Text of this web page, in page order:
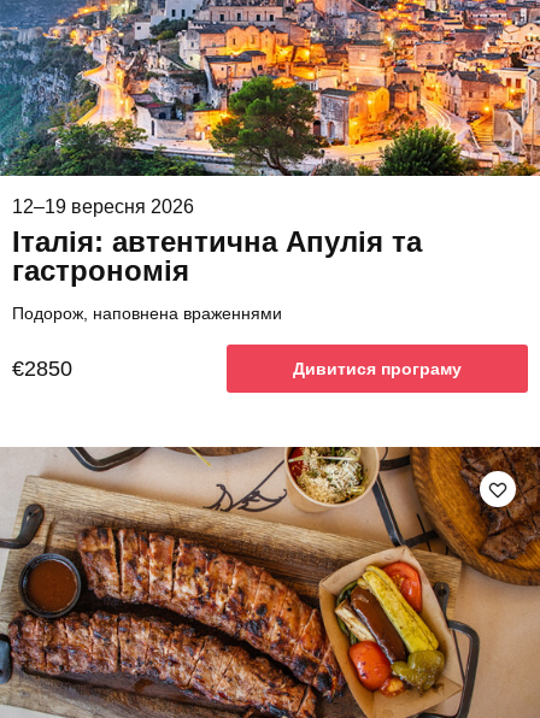
12–19 вересня 2026
Італія: автентична Апулія та
гастрономія
Подорож, наповнена враженнями
€2850 Дивитися програму